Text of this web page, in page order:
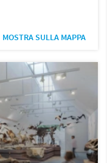
MOSTRA SULLA MAPPA